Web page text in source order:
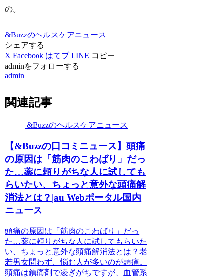
の。
&Buzzのヘルスケアニュース
シェアする
X Facebook はてブ LINE コピー
adminをフォローする
admin
関連記事
&Buzzのヘルスケアニュース
【&Buzzの口コミニュース】頭痛
の原因は「筋肉のこわばり」だっ
た…薬に頼りがちな人に試しても
らいたい、ちょっと意外な頭痛解
消法とは？|au Webポータル国内
ニュース
頭痛の原因は「筋肉のこわばり」だっ
た…薬に頼りがちな人に試してもらいた
い、ちょっと意外な頭痛解消法とは？老
若男女問わず、悩む人が多いのが頭痛。
頭痛は鎮痛剤で凌ぎがちですが、血管系